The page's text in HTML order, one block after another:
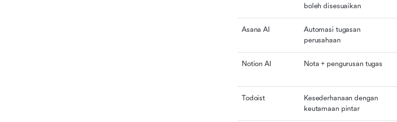
boleh disesuaikan
Asana AI
Automasi tugasan
perusahaan
Notion AI Nota + pengurusan tugas
Todoist
Kesederhanaan dengan
keutamaan pintar